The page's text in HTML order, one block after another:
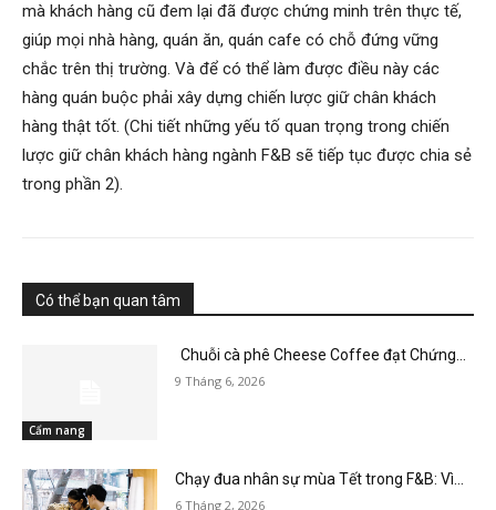
mà khách hàng cũ đem lại đã được chứng minh trên thực tế,
giúp mọi nhà hàng, quán ăn, quán cafe có chỗ đứng vững
chắc trên thị trường. Và để có thể làm được điều này các
hàng quán buộc phải xây dựng chiến lược giữ chân khách
hàng thật tốt. (Chi tiết những yếu tố quan trọng trong chiến
lược giữ chân khách hàng ngành F&B sẽ tiếp tục được chia sẻ
trong phần 2).
Có thể bạn quan tâm
Cẩm nang
Chuỗi cà phê Cheese Coffee đạt Chứng...
9 Tháng 6, 2026
Chạy đua nhân sự mùa Tết trong F&B: Vì...
6 Tháng 2, 2026